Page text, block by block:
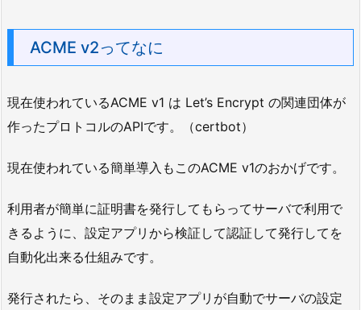
ACME v2ってなに
現在使われているACME v1 は Let’s Encrypt の関連団体が
作ったプロトコルのAPIです。（certbot）
現在使われている簡単導入もこのACME v1のおかげです。
利用者が簡単に証明書を発行してもらってサーバで利用で
きるように、設定アプリから検証して認証して発行してを
自動化出来る仕組みです。
発行されたら、そのまま設定アプリが自動でサーバの設定